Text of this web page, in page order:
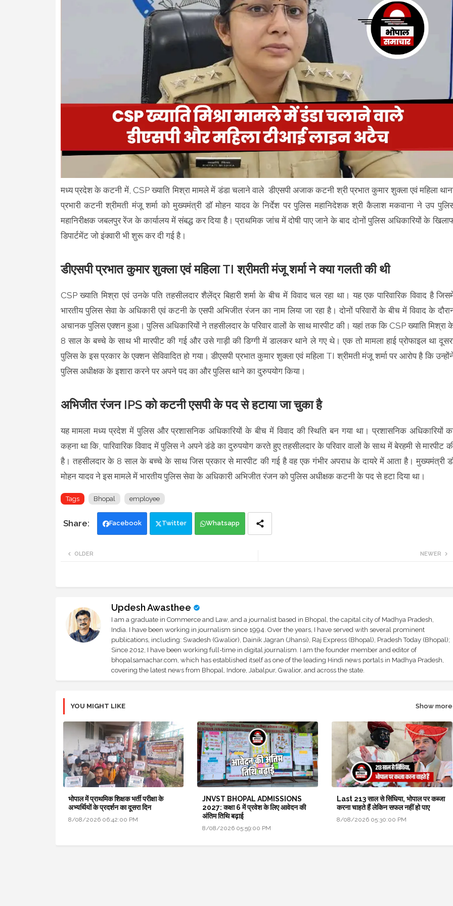
मध्य प्रदेश के कटनी में, CSP ख्याति मिश्रा मामले में डंडा चलाने वाले डीएसपी अजाक कटनी श्री प्रभात कुमार शुक्ला एवं महिला
प्रभारी कटनी श्रीमती मंजू शर्मा को मुख्यमंत्री डॉ मोहन यादव के निर्देश पर पुलिस महानिदेशक श्री कैलाश मकवाना ने उप
महानिरीक्षक जबलपुर रेंज के कार्यालय में संबद्ध कर दिया है। प्राथमिक जांच में दोषी पाए जाने के बाद दोनों पुलिस अधिकारियों के
डिपार्टमेंट जो इंक्वारी भी शुरू कर दी गई है।
डीएसपी प्रभात कुमार शुक्ला एवं महिला TI श्रीमती मंजू शर्मा ने क्या गलती की थी
CSP ख्याति मिश्रा एवं उनके पति तहसीलदार शैलेंद्र बिहारी शर्मा के बीच में विवाद चल रहा था। यह एक पारिवारिक विवाद है
भारतीय पुलिस सेवा के अधिकारी एवं कटनी के एसपी अभिजीत रंजन का नाम लिया जा रहा है। दोनों परिवारों के बीच में विवाद के
अचानक पुलिस एक्शन हुआ। पुलिस अधिकारियों ने तहसीलदार के परिवार वालों के साथ मारपीट की। यहां तक कि CSP ख्याति मिश्रा
8 साल के बच्चे के साथ भी मारपीट की गई और उसे गाड़ी की डिग्गी में डालकर थाने ले गए थे। एक तो मामला हाई प्रोफाइल था
पुलिस के इस प्रकार के एक्शन सेविवादित हो गया। डीएसपी प्रभात कुमार शुक्ला एवं महिला TI श्रीमती मंजू शर्मा पर आरोप है कि
पुलिस अधीक्षक के इशारा करने पर अपने पद का और पुलिस थाने का दुरुपयोग किया।
अभिजीत रंजन IPS को कटनी एसपी के पद से हटाया जा चुका है
यह मामला मध्य प्रदेश में पुलिस और प्रशासनिक अधिकारियों के बीच में विवाद की स्थिति बन गया था। प्रशासनिक अधिकारियों
कहना था कि, पारिवारिक विवाद में पुलिस ने अपने डंडे का दुरुपयोग करते हुए तहसीलदार के परिवार वालों के साथ में बेरहमी से मारपीट
है। तहसीलदार के 8 साल के बच्चे के साथ जिस प्रकार से मारपीट की गई है वह एक गंभीर अपराध के दायरे में आता है। मुख्यमंत्री
मोहन यादव ने इस मामले में भारतीय पुलिस सेवा के अधिकारी अभिजीत रंजन को पुलिस अधीक्षक कटनी के पद से हटा दिया था।
Tags Bhopal employee
Facebook Twitter Whatsapp
NEWER
OLDER
Updesh Awasthee
I am a graduate in Commerce and Law, and a journalist based in Bhopal, the capital city of Madhya Pradesh,
India. I have been working in journalism since 1994. Over the years, I have served with several prominent
publications, including: Swadesh (Gwalior), Dainik Jagran (Jhansi), Raj Express (Bhopal), Pradesh Today (Bhopal);
Since 2012, I have been working full-time in digital journalism. I am the founder member and editor of
bhopalsamachar.com, which has established itself as one of the leading Hindi news portals in Madhya Pradesh,
covering the latest news from Bhopal, Indore, Jabalpur, Gwalior, and across the state.
YOU MIGHT LIKE Show more
भोपाल में प्राथमिक शिक्षक भर्ती परीक्षा के
अभ्यर्थियों के प्रदर्शन का दूसरा दिन
8/08/2026 06:42:00 PM
JNVST BHOPAL ADMISSIONS
2027: कक्षा 6 में प्रवेश के लिए आवेदन की
अंतिम तिथि बढ़ाई
8/08/2026 05:59:00 PM
Last 213 साल से सिंधिया, भोपाल पर कब्जा
करना चाहते हैं लेकिन सफल नहीं हो पाए
8/08/2026 05:30:00 PM